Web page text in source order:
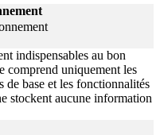
indispensables au bon
comprend uniquement les
de base et les fonctionnalités
stockent aucune information